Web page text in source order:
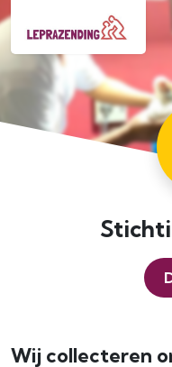
Wij collecteren